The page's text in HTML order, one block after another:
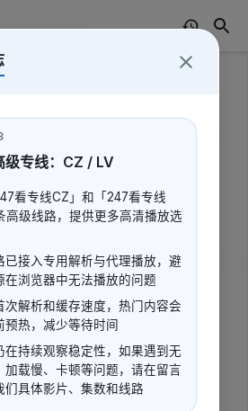
，我会更爱你
级专线：CZ / LV
看专线CZ」和「247看专线
高级线路，提供更多高清播放选
已接入专用解析与代理播放，避
在浏览器中无法播放的问题
次解析和缓存速度，热门内容会
预热，减少等待时间
在持续观察稳定性，如果遇到无
加载慢、卡顿等问题，请在留言
们具体影片、集数和线路